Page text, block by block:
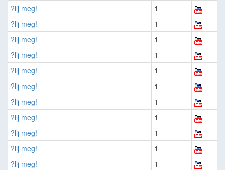
?llj meg!
1
?llj meg!
1
?llj meg!
1
?llj meg!
1
?llj meg!
1
?llj meg!
1
?llj meg!
1
?llj meg!
1
?llj meg!
1
?llj meg!
1
?llj meg!
1